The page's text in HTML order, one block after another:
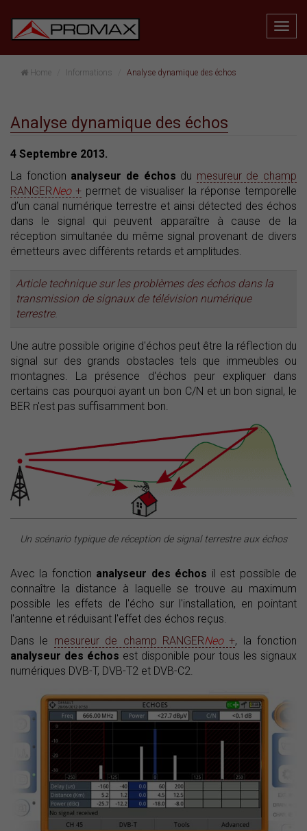
Home Informations Analyse dynamique des échos
Analyse dynamique des échos
4 Septembre 2013.
La fonction analyseur de échos du mesureur de champ
RANGERNeo+permet de visualiser la réponse temporelle
d’un canal numérique terrestre et ainsi détected des échos
dans le signal qui peuvent apparaître à cause de la
réception simultanée du même signal provenant de divers
émetteurs avec différents retards et amplitudes.
Article technique sur les problèmes des échos dans la
transmission de signaux de télévision numérique
terrestre.
Une autre possible origine d'échos peut être la réflection du
signal sur des grands obstacles tels que immeubles ou
montagnes. La présence d'échos peur expliquer dans
certains cas pourquoi ayant un bon C/N et un bon signal, le
BER n'est pas suffisamment bon.
Un scénario typique de réception de signal terrestre aux échos
Avec la fonction analyseur des échos il est possible de
connaître la distance à laquelle se trouve au maximum
possible les effets de l'écho sur l'installation, en pointant
l'antenne et réduisant l'effet des échos reçus.
Dans le mesureur de champ RANGERNeo+, la fonction
analyseur des échos est disponible pour tous les signaux
numériques DVB-T, DVB-T2 et DVB-C2.